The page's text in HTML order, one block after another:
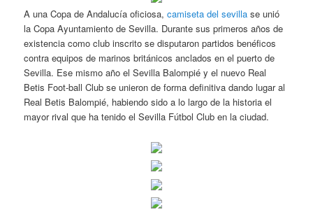
A una Copa de Andalucía oficiosa,camiseta del sevilla se unió
la Copa Ayuntamiento de Sevilla. Durante sus primeros años de
existencia como club inscrito se disputaron partidos benéficos
contra equipos de marinos británicos anclados en el puerto de
Sevilla. Ese mismo año el Sevilla Balompié y el nuevo Real
Betis Foot-ball Club se unieron de forma definitiva dando lugar al
Real Betis Balompié, habiendo sido a lo largo de la historia el
mayor rival que ha tenido el Sevilla Fútbol Club en la ciudad.